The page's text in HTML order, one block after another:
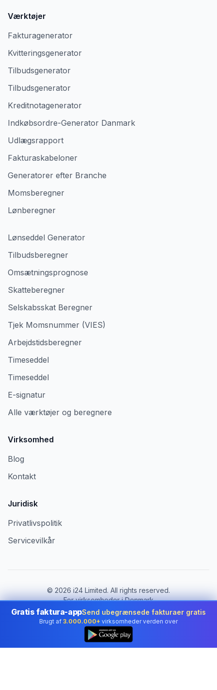
Værktøjer
Fakturagenerator
Kvitteringsgenerator
Tilbudsgenerator
Tilbudsgenerator
Kreditnotagenerator
Indkøbsordre-Generator Danmark
Udlægsrapport
Fakturaskabeloner
Generatorer efter Branche
Momsberegner
Lønberegner
Lønseddel Generator
Tilbudsberegner
Omsætningsprognose
Skatteberegner
Selskabsskat Beregner
Tjek Momsnummer (VIES)
Arbejdstidsberegner
Timeseddel
Timeseddel
E-signatur
Alle værktøjer og beregnere
Virksomhed
Blog
Kontakt
Juridisk
Privatlivspolitik
Servicevilkår
© 2026 i24 Limited. All rights reserved.
For virksomheder i Denmark
Skift land:
Denmark
Gratis faktura-appSend ubegrænsede fakturaer gratis
Brugt af 3.000.000+ virksomheder verden over